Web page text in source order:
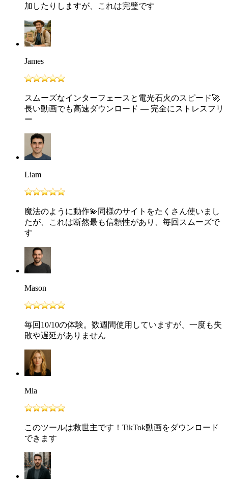
加したりしますが、これは完璧です
James
スムーズなインターフェースと電光石火のスピード🚀
長い動画でも高速ダウンロード — 完全にストレスフリ
ー
Liam
魔法のように動作💫同様のサイトをたくさん使いまし
たが、これは断然最も信頼性があり、毎回スムーズで
す
Mason
毎回10/10の体験。数週間使用していますが、一度も失
敗や遅延がありません
Mia
このツールは救世主です！TikTok動画をダウンロード
できます